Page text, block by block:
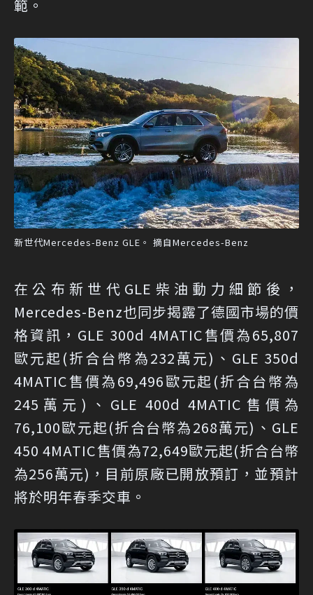
範。
新世代Mercedes-Benz GLE。 摘自Mercedes-Benz
在公布新世代GLE柴油動力細節後，
Mercedes-Benz也同步揭露了德國市場的價
格資訊，GLE 300d 4MATIC售價為65,807
歐元起(折合台幣為232萬元)、GLE 350d
4MATIC售價為69,496歐元起(折合台幣為
245萬元)、GLE 400d 4MATIC售價為
76,100歐元起(折合台幣為268萬元)、GLE
450 4MATIC售價為72,649歐元起(折合台幣
為256萬元)，目前原廠已開放預訂，並預計
將於明年春季交車。